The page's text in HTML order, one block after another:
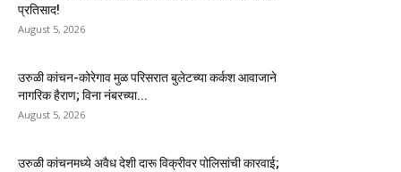
प्रतिसाद!
August 5, 2026
उरुळी कांचन-कोरेगाव मुळ परिसरात बुलेटच्या कर्कश आवाजाने
नागरिक हैराण; विना नंबरच्या...
August 5, 2026
उरुळी कांचनमध्ये अवैध देशी दारू विक्रीवर पोलिसांची कारवाई;